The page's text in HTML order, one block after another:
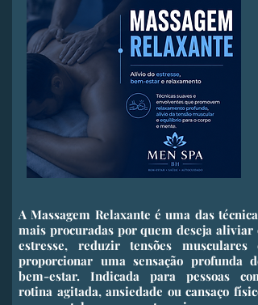
​A Massagem Relaxante é uma das técnicas
mais procuradas por quem deseja aliviar o
estresse, reduzir tensões musculares e
proporcionar uma sensação profunda de
bem-estar. Indicada para pessoas com
rotina agitada, ansiedade ou cansaço físico